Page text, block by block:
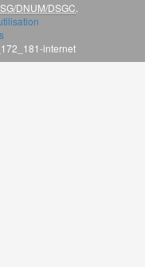
SG/DNUM/DSGC
internet